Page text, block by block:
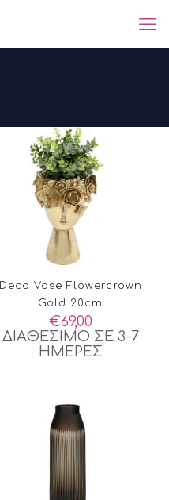
Deco Vase Flowercrown
Gold 20cm
€69,00
ΔΙΑΘΕΣΙΜΟ ΣΕ 3-7
ΗΜΕΡΕΣ